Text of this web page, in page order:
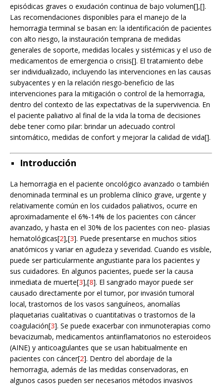
episódicas graves o exudación continua de bajo volumen[],[].
Las recomendaciones disponibles para el manejo de la
hemorragia terminal se basan en: la identificación de pacientes
con alto riesgo, la instauración temprana de medidas
generales de soporte, medidas locales y sistémicas y el uso de
medicamentos de emergencia o crisis[]. El tratamiento debe
ser individualizado, incluyendo las intervenciones en las causas
subyacentes y en la relación riesgo-beneficio de las
intervenciones para la mitigación o control de la hemorragia,
dentro del contexto de las expectativas de la supervivencia. En
el paciente paliativo al final de la vida la toma de decisiones
debe tener como pilar: brindar un adecuado control
sintomático, medidas de confort y mejorar la calidad de vida[].
Introducción
La hemorragia en el paciente oncológico avanzado o también
denominada terminal es un problema clínico grave, urgente y
relativamente común en los cuidados paliativos, ocurre en
aproximadamente el 6%-14% de los pacientes con cáncer
avanzado, y hasta en el 30% de los pacientes con neo- plasias
hematológicas[2],[3]. Puede presentarse en muchos sitios
anatómicos y variar en agudeza y severidad. Cuando es visible,
puede ser particularmente angustiante para los pacientes y
sus cuidadores. En algunos pacientes, puede ser la causa
inmediata de muerte[3],[8]. El sangrado mayor puede ser
causado directamente por el tumor, por invasión tumoral
local, trastornos de los vasos sanguíneos, anomalías
plaquetarias cualitativas o cuantitativas o trastornos de la
coagulación[3]. Se puede exacerbar con inmunoterapias como
bevacizumab, medicamentos antiinflamatorios no esteroideos
(AINE) y anticoagulantes que se usan habitualmente en
pacientes con cáncer[2]. Dentro del abordaje de la
hemorragia, además de las medidas conservadoras, en
algunos casos pueden ser necesarios métodos invasivos